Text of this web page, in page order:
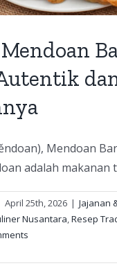
Mendoan
adalah makanan
April 25th, 2026 | Jajanan
Nusantara,Resep